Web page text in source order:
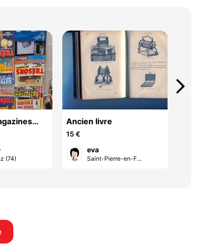
(74)
Ancien livre
15 €
eva
Saint-Pierre-en-F...
arrow_forward_ios